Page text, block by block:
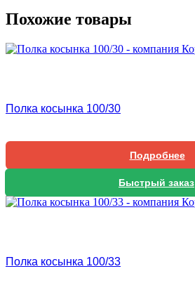
Похожие товары
Полка косынка 100/30
Подробнее
Быстрый заказ
Полка косынка 100/33